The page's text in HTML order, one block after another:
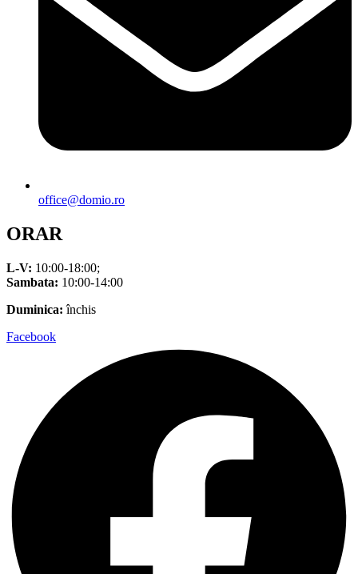
office@domio.ro
ORAR
L-V: 10:00-18:00;
Sambata: 10:00-14:00
Duminica: închis
Facebook